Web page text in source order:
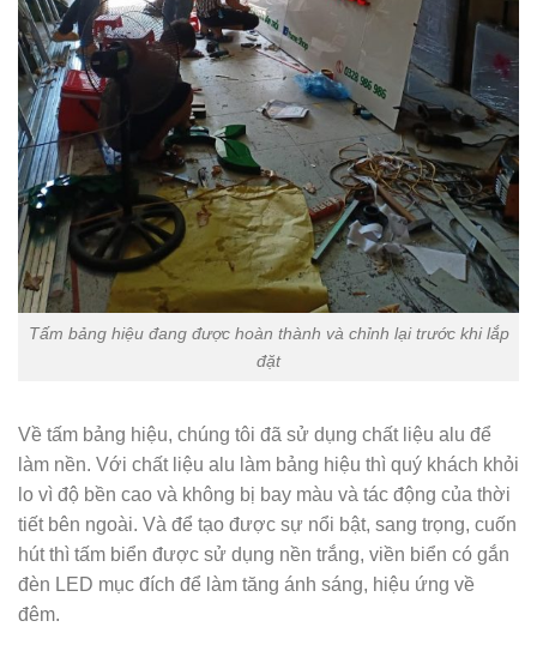
Tấm bảng hiệu đang được hoàn thành và chỉnh lại trước khi lắp
đặt
Về tấm bảng hiệu, chúng tôi đã sử dụng chất liệu alu để
làm nền. Với chất liệu alu làm bảng hiệu thì quý khách khỏi
lo vì độ bền cao và không bị bay màu và tác động của thời
tiết bên ngoài. Và để tạo được sự nổi bật, sang trọng, cuốn
hút thì tấm biển được sử dụng nền trắng, viền biển có gắn
đèn LED mục đích để làm tăng ánh sáng, hiệu ứng về
đêm.